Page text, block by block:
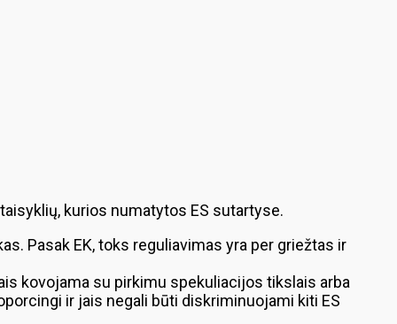
kurios numatytos ES sutartyse.
Pasak EK, toks reguliavimas yra per griežtas ir
kovojama su pirkimu spekuliacijos tikslais arba
ir jais negali būti diskriminuojami kiti ES